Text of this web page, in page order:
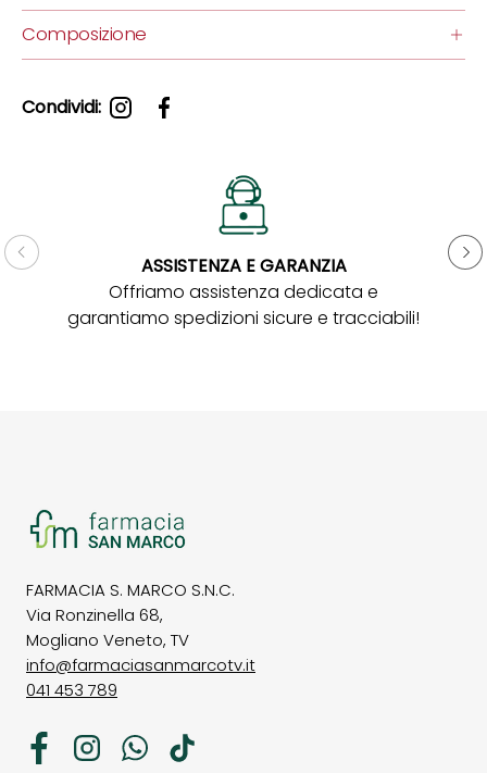
Composizione
Condividi:
ASSISTENZA E GARANZIA
Offriamo assistenza dedicata e
garantiamo spedizioni sicure e tracciabili!
FARMACIA S. MARCO S.N.C.
Via Ronzinella 68,
Mogliano Veneto, TV
info@farmaciasanmarcotv.it
041 453 789
FacebookInstagramWhatsApp
TikTok